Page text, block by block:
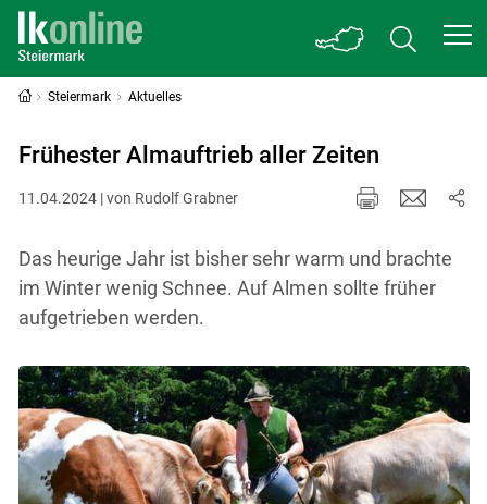
Steiermark Aktuelles
Frühester Almauftrieb aller Zeiten
11.04.2024 | von Rudolf Grabner
Das heurige Jahr ist bisher sehr warm und brachte
im Winter wenig Schnee. Auf Almen sollte früher
aufgetrieben werden.